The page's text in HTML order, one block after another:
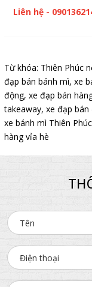
Liên hệ -
Từ khóa: Thiên Phúc
đạp bán bánh mì, xe
động, xe đạp bán
takeaway, xe đạp bán
xe bánh mì Thiên Phúc
hàng vỉa hè